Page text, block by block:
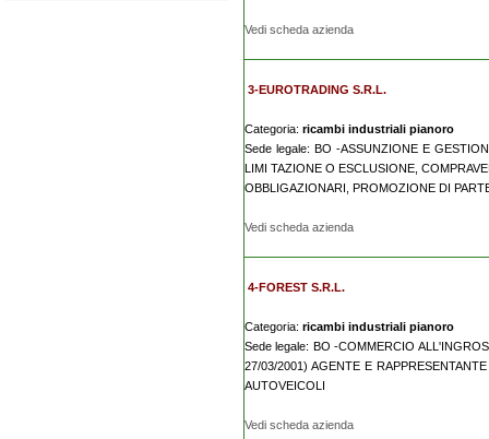
Vedi scheda azienda
3-EUROTRADING S.R.L.
Categoria: ricambi industriali pianoro
Sede legale: BO -ASSUNZIONE E
LIMI TAZIONE O ESCLUSIONE,
OBBLIGAZIONARI, PROMOZIONE DI
Vedi scheda azienda
4-FOREST S.R.L.
Categoria: ricambi industriali pianoro
Sede legale: BO -COMMERCIO
27/03/2001) AGENTE E
AUTOVEICOLI
Vedi scheda azienda